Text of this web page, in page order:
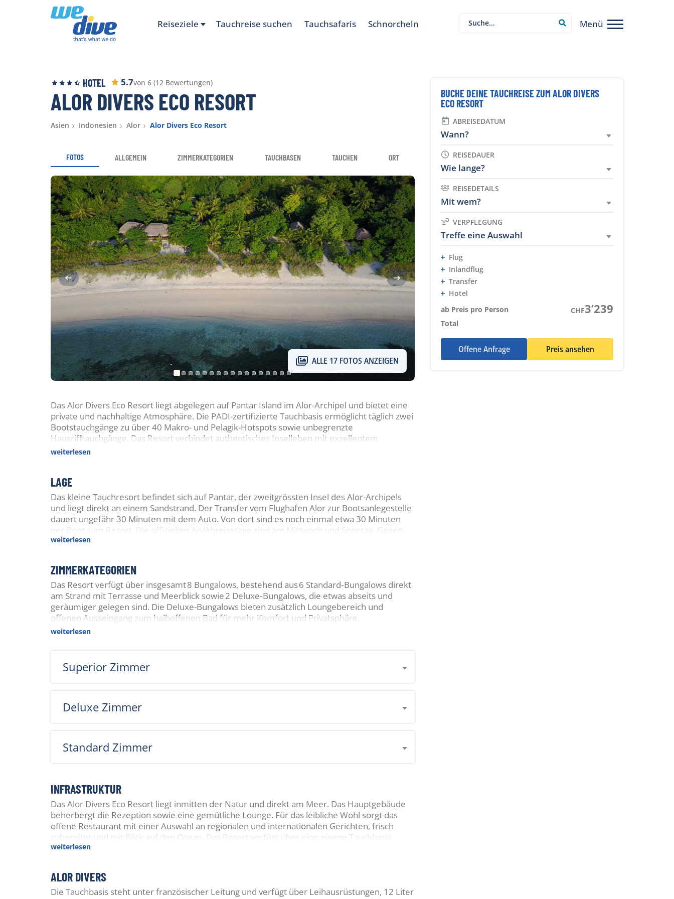
Reiseziele Tauchreise suchen Tauchsafaris Schnorcheln Menü
HOTEL 5.7von 6 (12 Bewertungen)
ALOR DIVERS ECO RESORT
Asien Indonesien Alor Alor Divers Eco Resort
FOTOS ALLGEMEIN ZIMMERKATEGORIEN TAUCHBASEN TAUCHEN ORT
ALLE 17 FOTOS ANZEIGEN
Das Alor Divers Eco Resort liegt abgelegen auf Pantar Island im Alor-Archipel und bietet eine
private und nachhaltige Atmosphäre. Die PADI-zertifizierte Tauchbasis ermöglicht täglich zwei
Bootstauchgänge zu über 40 Makro- und Pelagik-Hotspots sowie unbegrenzte
Hausrifftauchgänge. Das Resort verbindet authentisches Inselleben mit exzellentem
Tauchkomfort und herzlicher Gastfreundschaft.
weiterlesen
LAGE
Das kleine Tauchresort befindet sich auf Pantar, der zweitgrössten Insel des Alor-Archipels
und liegt direkt an einem Sandstrand. Der Transfer vom Flughafen Alor zur Bootsanlegestelle
dauert ungefähr 30 Minuten mit dem Auto. Von dort sind es noch einmal etwa 30 Minuten
per Boot zum Resort. Die offiziellen An/Abreisetage sind am Mittwoch und Sonntag. Gegen
einen Aufpreis können jeden Tag Transfers organisiert werden.
weiterlesen
ZIMMERKATEGORIEN
Das Resort verfügt über insgesamt 8 Bungalows, bestehend aus 6 Standard‑Bungalows direkt
am Strand mit Terrasse und Meerblick sowie 2 Deluxe‑Bungalows, die etwas abseits und
geräumiger gelegen sind. Die Deluxe-Bungalows bieten zusätzlich Loungebereich und
offenen Ausseingang zum halboffenen Bad für mehr Komfort und Privatsphäre.
weiterlesen
Superior Zimmer
Deluxe Zimmer
Standard Zimmer
INFRASTRUKTUR
Das Alor Divers Eco Resort liegt inmitten der Natur und direkt am Meer. Das Hauptgebäude
beherbergt die Rezeption sowie eine gemütliche Lounge. Für das leibliche Wohl sorgt das
offene Restaurant mit einer Auswahl an regionalen und internationalen Gerichten, frisch
zubereitet und mit Blick auf den Ozean. Das Resort verfügt über eine eigene Tauchbasis,
welche die Taucher bestens ausstattet und Kurse anbietet. Ein natürlicher Pool mit
sorgt eine kleine Spa-Ecke mit Massagen und Anwendungen, die den Gästen zur Verfügung
stehen. WLAN ist in den Bungalows kostenlos verfügbar.
weiterlesen
ALOR DIVERS
Die Tauchbasis steht unter französischer Leitung und verfügt über Leihausrüstungen, 12 Liter
BUCHE DEINE TAUCHREISE ZUM ALOR DIVERS
ECO RESORT
ABREISEDATUM
Wann?
REISEDAUER
Wie lange?
REISEDETAILS
Mit wem?
VERPFLEGUNG
Treffe eine Auswahl
Flug
Eingeschlossene Leistungen
Inlandflug
Eingeschlossene Leistungen
Transfer
Eingeschlossene Leistungen
Hotel
Eingeschlossene Leistungen
ab Preis pro Person
CHF3’239
Total
Offene Anfrage Preis ansehen